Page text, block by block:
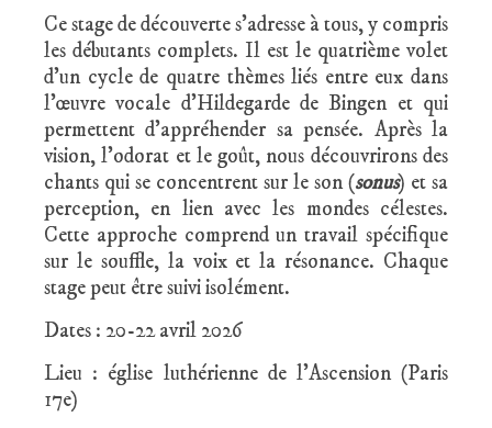
Ce stage de découverte s’adresse à tous, y compris
les débutants complets. Il est le quatrième volet
d’un cycle de quatre thèmes liés entre eux dans
l’œuvre vocale d’Hildegarde de Bingen et qui
permettent d’appréhender sa pensée. Après la
vision, l’odorat et le goût, nous découvrirons des
chants qui se concentrent sur le son (sonus) et sa
perception, en lien avec les mondes célestes.
Cette approche comprend un travail spécifique
sur le souffle, la voix et la résonance. Chaque
stage peut être suivi isolément.
Dates : 20-22 avril 2026
Lieu : église luthérienne de l’Ascension (Paris
17e)